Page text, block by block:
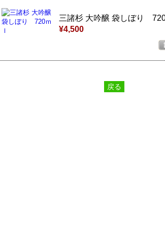
三諸杉 大吟醸 袋しぼり
¥4,500
戻る